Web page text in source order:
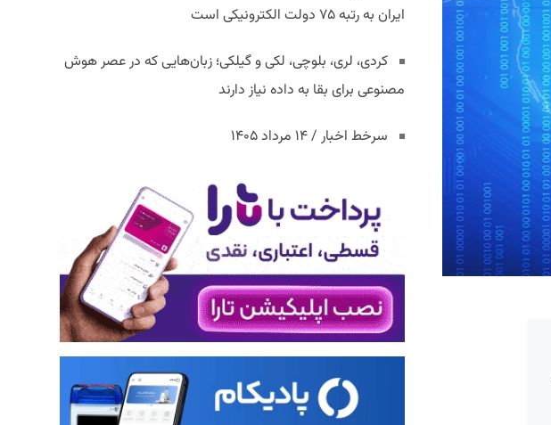
ایران به رتبه ۷۵ دولت الکترونیکی است
کردی، لری، بلوچی، لکی و گیلکی؛ زبان‌هایی که در عصر هوش
مصنوعی برای بقا به داده نیاز دارند
سرخط اخبار / ۱۴ مرداد ۱۴۰۵